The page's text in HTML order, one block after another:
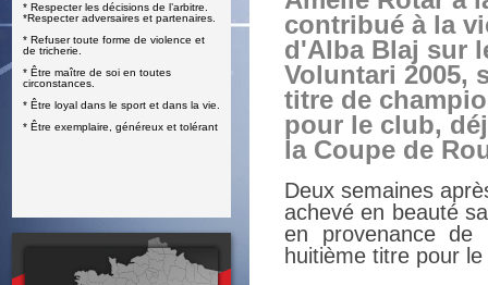
* Respecter les décisions de l’arbitre.
*Respecter adversaires et partenaires.
* Refuser toute forme de violence et
de tricherie.
* Être maître de soi en toutes
circonstances.
* Être loyal dans le sport et dans la vie.
* Être exemplaire, généreux et tolérant
contribué à la
d'Alba Blaj sur
Voluntari 2005,
titre de
pour le club,
la Coupe de
Deux semaines
achevé en beauté
en provenance de
huitième titre pour